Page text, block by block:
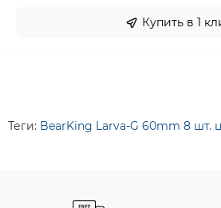
Купить в 1
Теги: BearKing Larva-G 60mm 8 шт.